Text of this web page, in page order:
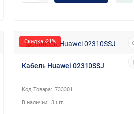
Скидка -21%
Кабель Huawei 02310SSJ
733301
3 шт.